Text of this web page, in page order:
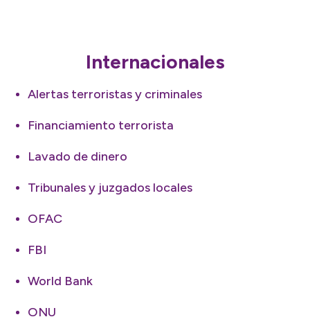
Internacionales
Alertas terroristas y criminales
Financiamiento terrorista
Lavado de dinero
Tribunales y juzgados locales
OFAC
FBI
World Bank
ONU